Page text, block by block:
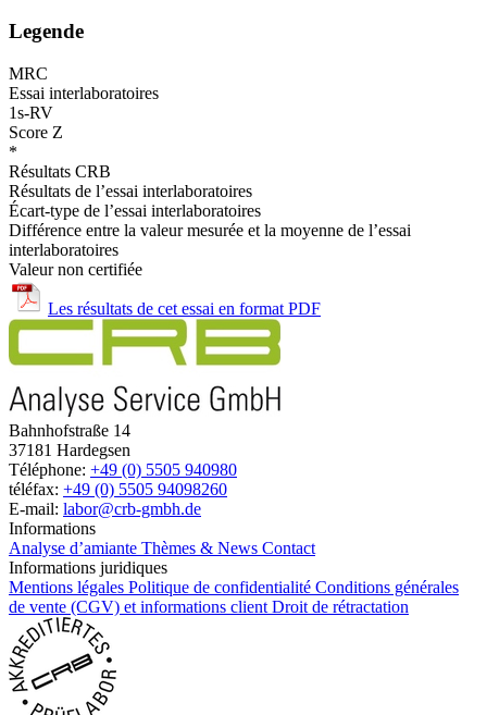
Legende
MRC
Essai interlaboratoires
1s-RV
Score Z
*
Résultats CRB
Résultats de l’essai interlaboratoires
Écart-type de l’essai interlaboratoires
Différence entre la valeur mesurée et la moyenne de l’essai
interlaboratoires
Valeur non certifiée
Les résultats de cet essai en format PDF
Bahnhofstraße 14
37181 Hardegsen
Téléphone: +49 (0) 5505 940980
téléfax: +49 (0) 5505 94098260
E-mail: labor@crb-gmbh.de
Informations
Analyse d’amiante Thèmes & News Contact
Informations juridiques
Mentions légales Politique de confidentialité Conditions générales
de vente (CGV) et informations client Droit de rétractation